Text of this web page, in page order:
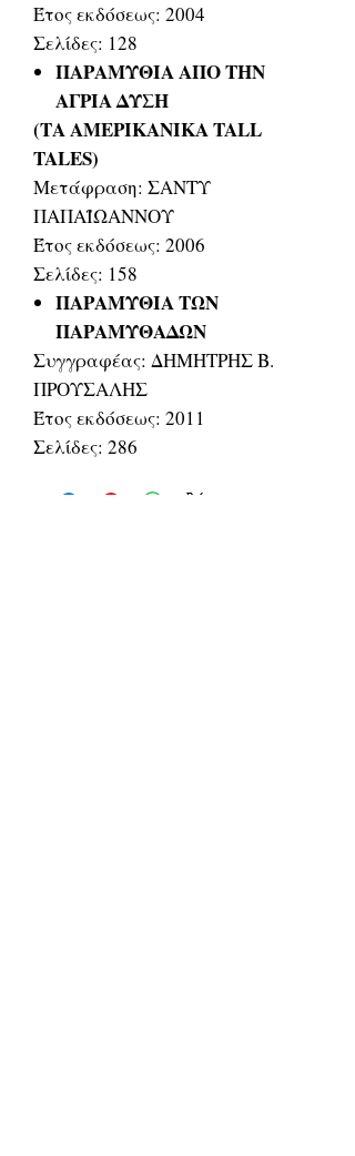
Έτος εκδόσεως: 2004
Σελίδες: 128
ΠΑΡΑΜΥΘΙΑ ΑΠΟ ΤΗΝ
ΑΓΡΙΑ ΔΥΣΗ
(ΤΑ ΑΜΕΡΙΚΑΝΙΚΑ TALL
TALES)
Μετάφραση: ΣΑΝΤΥ
ΠΑΠΑΪΩΑΝΝΟΥ
Έτος εκδόσεως: 2006
Σελίδες: 158
ΠΑΡΑΜΥΘΙΑ ΤΩΝ
ΠΑΡΑΜΥΘΑΔΩΝ
Συγγραφέας: ΔΗΜΗΤΡΗΣ Β.
ΠΡΟΥΣΑΛΗΣ
Έτος εκδόσεως: 2011
Σελίδες: 286